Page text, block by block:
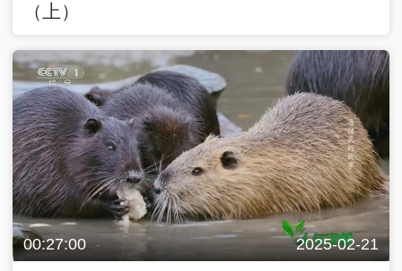
（上）
00:27:00 2025-02-21